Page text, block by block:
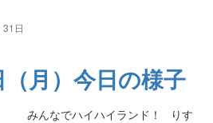
31日
月）今日の様子
んなでハイハイランド！ りす